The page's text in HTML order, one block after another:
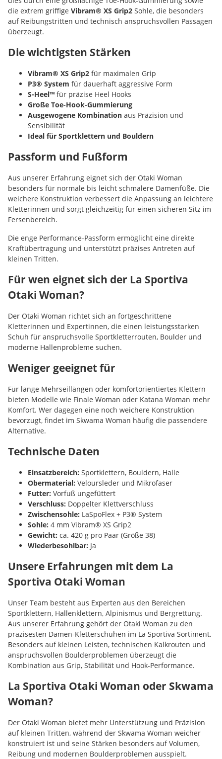
die extrem griffige Vibram® XS Grip2 Sohle, die besonders
auf Reibungstritten und technisch anspruchsvollen Passagen
überzeugt.
Die wichtigsten Stärken
Vibram® XS Grip2 für maximalen Grip
P3® System für dauerhaft aggressive Form
S-Heel™ für präzise Heel Hooks
Große Toe-Hook-Gummierung
Ausgewogene Kombination aus Präzision und
Sensibilität
Ideal für Sportklettern und Bouldern
Passform und Fußform
Aus unserer Erfahrung eignet sich der Otaki Woman
besonders für normale bis leicht schmalere Damenfüße. Die
weichere Konstruktion verbessert die Anpassung an leichtere
Kletterinnen und sorgt gleichzeitig für einen sicheren Sitz im
Fersenbereich.
Die enge Performance-Passform ermöglicht eine direkte
Kraftübertragung und unterstützt präzises Antreten auf
kleinen Tritten.
Für wen eignet sich der La Sportiva
Otaki Woman?
Der Otaki Woman richtet sich an fortgeschrittene
Kletterinnen und Expertinnen, die einen leistungsstarken
Schuh für anspruchsvolle Sportkletterrouten, Boulder und
moderne Hallenprobleme suchen.
Weniger geeignet für
Für lange Mehrseillängen oder komfortorientiertes Klettern
bieten Modelle wie Finale Woman oder Katana Woman mehr
Komfort. Wer dagegen eine noch weichere Konstruktion
bevorzugt, findet im Skwama Woman häufig die passendere
Alternative.
Technische Daten
Einsatzbereich: Sportklettern, Bouldern, Halle
Obermaterial: Veloursleder und Mikrofaser
Futter: Vorfuß ungefüttert
Verschluss: Doppelter Klettverschluss
Zwischensohle: LaSpoFlex + P3® System
Sohle: 4 mm Vibram® XS Grip2
Gewicht: ca. 420 g pro Paar (Größe 38)
Wiederbesohlbar: Ja
Unsere Erfahrungen mit dem La
Sportiva Otaki Woman
Unser Team besteht aus Experten aus den Bereichen
Sportklettern, Hallenklettern, Alpinismus und Bergrettung.
Aus unserer Erfahrung gehört der Otaki Woman zu den
präzisesten Damen-Kletterschuhen im La Sportiva Sortiment.
Besonders auf kleinen Leisten, technischen Kalkrouten und
anspruchsvollen Boulderproblemen überzeugt die
Kombination aus Grip, Stabilität und Hook-Performance.
La Sportiva Otaki Woman oder Skwama
Woman?
Der Otaki Woman bietet mehr Unterstützung und Präzision
auf kleinen Tritten, während der Skwama Woman weicher
konstruiert ist und seine Stärken besonders auf Volumen,
Reibung und modernen Boulderproblemen ausspielt.